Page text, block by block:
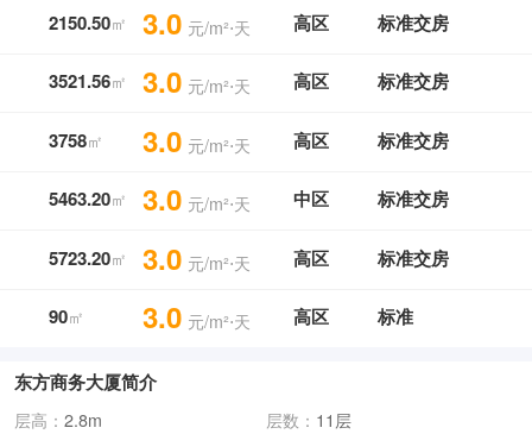
2150.50㎡ 3.0 元/m²⋅天 高区 标准交房
3521.56㎡ 3.0 元/m²⋅天 高区 标准交房
3758㎡ 3.0 元/m²⋅天 高区 标准交房
5463.20㎡ 3.0 元/m²⋅天 中区 标准交房
5723.20㎡ 3.0 元/m²⋅天 高区 标准交房
90㎡ 3.0 元/m²⋅天 高区 标准
东方商务大厦简介
层高： 2.8m 层数： 11层